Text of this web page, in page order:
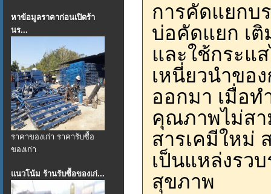
หาข้อมูลราคาก่อนเปิดร้า
นร...
ราคาของเก่า ราคารับซื้อ
ของเก่า
แนวโน้ม ร้านรับซื้อของเก่...
การคัดแยกบ
บ่อคัดแยก เติ
และใช้กระแ
เหนี่ยวนำขอ
ออกมา เมื่อท
คุณภาพไม่สา
สารเคมีใหม่
เป็นแหล่งรว
สุขภาพ